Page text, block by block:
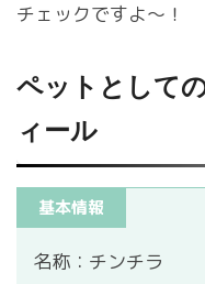
チェックですよ～！
ペットとして
ィール
基本情報
名称：チンチラ